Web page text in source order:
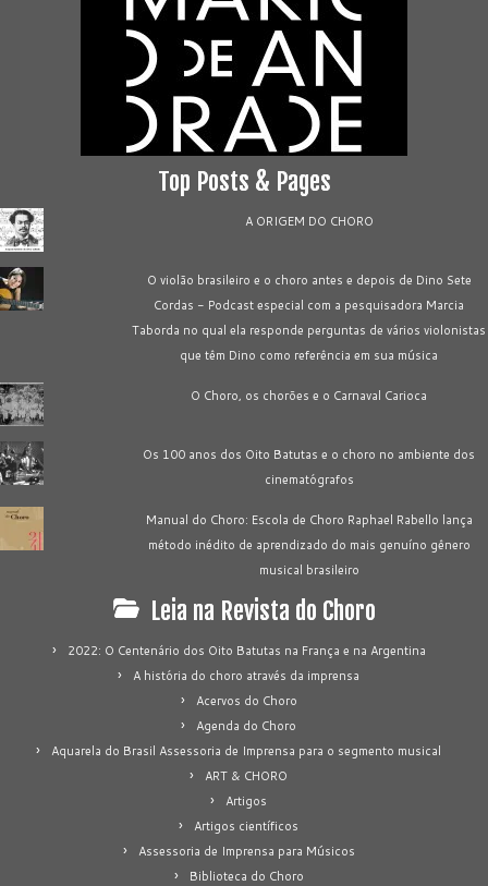
Top Posts & Pages
A ORIGEM DO CHORO
O violão brasileiro e o choro antes e depois de Dino Sete
Cordas - Podcast especial com a pesquisadora Marcia
Taborda no qual ela responde perguntas de vários violonistas
que têm Dino como referência em sua música
O Choro, os chorões e o Carnaval Carioca
Os 100 anos dos Oito Batutas e o choro no ambiente dos
cinematógrafos
Manual do Choro: Escola de Choro Raphael Rabello lança
método inédito de aprendizado do mais genuíno gênero
musical brasileiro
Leia na Revista do Choro
2022: O Centenário dos Oito Batutas na França e na Argentina
A história do choro através da imprensa
Acervos do Choro
Agenda do Choro
Aquarela do Brasil Assessoria de Imprensa para o segmento musical
ART & CHORO
Artigos
Artigos científicos
Assessoria de Imprensa para Músicos
Biblioteca do Choro